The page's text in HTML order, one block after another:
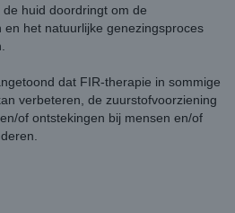
huid doordringt om de
het natuurlijke genezingsproces
dat FIR-therapie in sommige
verbeteren, de zuurstofvoorziening
of ontstekingen bij mensen en/of